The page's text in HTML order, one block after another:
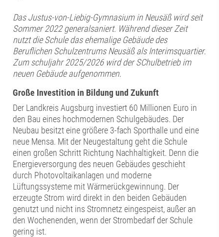
Das Justus-von-Liebig-Gymnasium in Neusäß wird seit
Sommer 2022 generalsaniert. Während dieser Zeit
nutzt die Schule das ehemalige Gebäude des
Beruflichen Schulzentrums Neusäß als Interimsquartier.
Zum schuljahr 2025/2026 wird der SChulbetrieb im
neuen Gebäude aufgenommen.
Große Investition in Bildung und Zukunft
Der Landkreis Augsburg investiert 60 Millionen Euro in
den Bau eines hochmodernen Schulgebäudes. Der
Neubau besitzt eine größere 3-fach Sporthalle und eine
neue Mensa. Mit der Neugestaltung geht die Schule
einen großen Schritt Richtung Nachhaltigkeit. Denn die
Energieversorgung des neuen Gebäudes geschieht
durch Photovoltaikanlagen und moderne
Lüftungssysteme mit Wärmerückgewinnung. Der
erzeugte Strom wird direkt in den beiden Gebäuden
genutzt und nicht ins Stromnetz eingespeist, außer an
den Wochenenden, wenn der Strombedarf der Schule
gering ist.